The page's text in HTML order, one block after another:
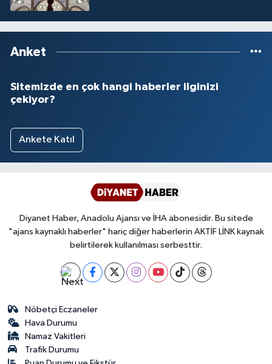
Anket
Sitemizde en çok hangi haberler ilginizi
çekiyor?
Ankete Katıl
Diyanet Haber, Anadolu Ajansı ve İHA abonesidir. Bu sitede
"ajans kaynaklı haberler" hariç diğer haberlerin AKTİF LİNK kaynak
belirtilerek kullanılması serbesttir.
Nöbetçi Eczaneler
Hava Durumu
Namaz Vakitleri
Trafik Durumu